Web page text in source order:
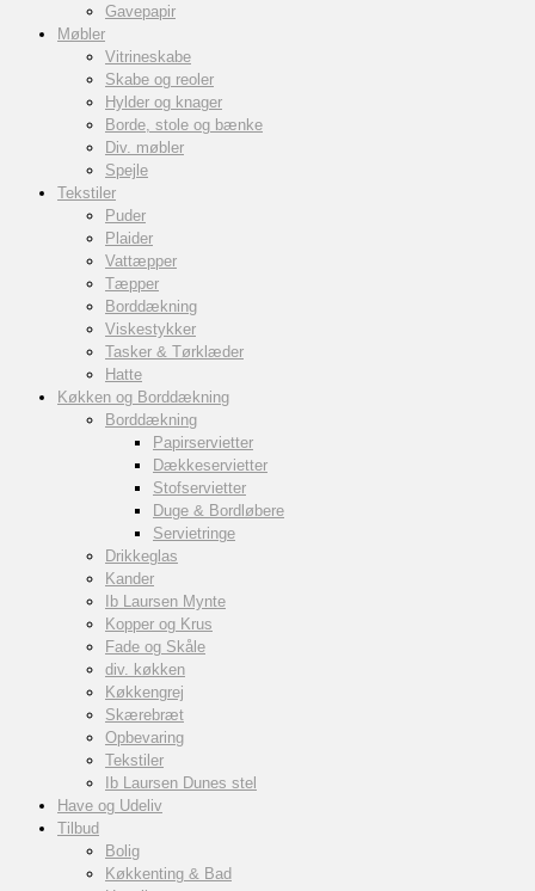
Gavepapir
Møbler
Vitrineskabe
Skabe og reoler
Hylder og knager
Borde, stole og bænke
Div. møbler
Spejle
Tekstiler
Puder
Plaider
Vattæpper
Tæpper
Borddækning
Viskestykker
Tasker & Tørklæder
Hatte
Køkken og Borddækning
Borddækning
Papirservietter
Dækkeservietter
Stofservietter
Duge & Bordløbere
Servietringe
Drikkeglas
Kander
Ib Laursen Mynte
Kopper og Krus
Fade og Skåle
div. køkken
Køkkengrej
Skærebræt
Opbevaring
Tekstiler
Ib Laursen Dunes stel
Have og Udeliv
Tilbud
Bolig
Køkkenting & Bad